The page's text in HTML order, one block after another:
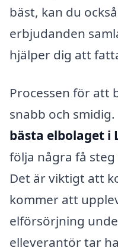
bäst, kan du
erbjudanden
hjälper dig att
Processen för att
snabb och
bästa elbolaget i
följa några få
Det är viktigt att
kommer att
elförsörjning
elleverantör tar